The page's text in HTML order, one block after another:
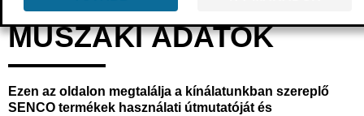
MŰSZAKI ADATOK
Ezen az oldalon megtalálja a kínálatunkban szereplő
SENCO termékek használati útmutatóját és